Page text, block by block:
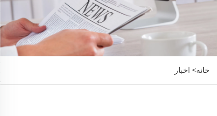
خانه> اخبار